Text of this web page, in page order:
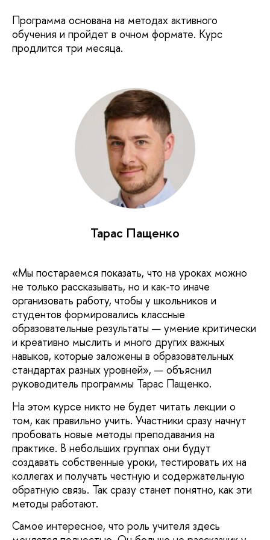
Программа основана на методах активного
обучения и пройдет в очном формате. Курс
продлится три месяца.
Тарас Пащенко
«Мы постараемся показать, что на уроках можно
не только рассказывать, но и как-то иначе
организовать работу, чтобы у школьников и
студентов формировались классные
образовательные результаты — умение критически
и креативно мыслить и много других важных
навыков, которые заложены в образовательных
стандартах разных уровней», — объяснил
руководитель программы Тарас Пащенко.
На этом курсе никто не будет читать лекции о
том, как правильно учить. Участники сразу начнут
пробовать новые методы преподавания на
практике. В небольших группах они будут
создавать собственные уроки, тестировать их на
коллегах и получать честную и содержательную
обратную связь. Так сразу станет понятно, как эти
методы работают.
Самое интересное, что роль учителя здесь